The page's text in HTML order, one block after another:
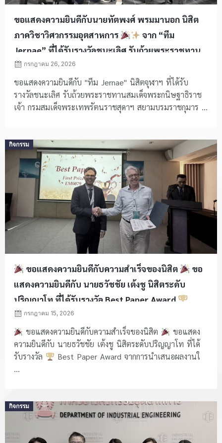
ขอแสดงความยินดีกับนายทัตพงศ์ พรมมานอก นิสิต
ภาควิชาวิศวกรรมอุตสาหการ
จาก “ทีม
Jernae” ที่ได้รับรางวัลชนะเลิศ รับถ้วยพระราชทาน
สมเด็จพระกนิษฐาธิราชเจ้า กรมสมเด็จพระเทพรัตน
ราชสุดาฯ สยามบรมราชกุมารี
กรกฎาคม 26, 2026
ขอแสดงความยินดีกับ "ทีม Jernae" นิสิตจุฬาฯ ที่ได้รับ
รางวัลชนะเลิศ รับถ้วยพระราชทานสมเด็จพระกนิษฐาธิราช
เจ้า กรมสมเด็จพระเทพรัตนราชสุดาฯ สยามบรมราชกุมาร ...
กิจกรรม
ขอแสดงความยินดีกับความสำเร็จของนิสิต
ขอ
แสดงความยินดีกับ นายธวัชชัย เต้งชู นิสิตระดับ
ปริญญาโท ที่ได้รับรางวัล Best Paper Award
Posted
on
กรกฎาคม 15, 2026
ขอแสดงความยินดีกับความสำเร็จของนิสิต
ขอแสดง
ความยินดีกับ นายธวัชชัย เต้งชู นิสิตระดับปริญญาโท ที่ได้
รับรางวัล
Best Paper Award จากการนำเสนอผลงานใ
...
กิจกรรมPosted
on